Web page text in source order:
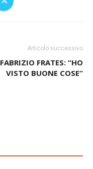
Articolo successivo
FABRIZIO FRATES: “HO
VISTO BUONE COSE”